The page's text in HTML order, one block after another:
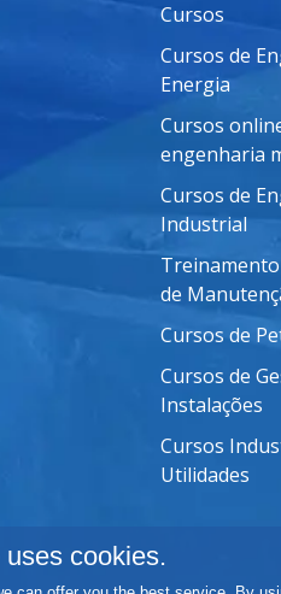
Cursos
Cursos de
Energia
Cursos
engenharia
Cursos de
Industrial
de
Cursos de
Cursos de
Instalações
Cursos
Utilidades
cookies.